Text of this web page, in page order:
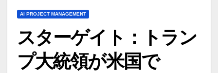
AI PROJECT MANAGEMENT
スターゲイト：トラン
プ大統領が米国で